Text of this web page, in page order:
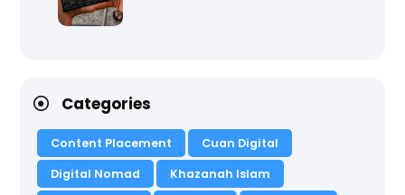
Categories
Content Placement
Cuan Digital
Digital Nomad
Khazanah Islam